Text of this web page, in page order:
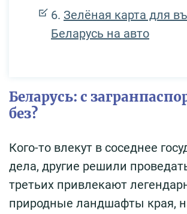
Зелёная карта для
Беларусь на авто
Беларусь: с
без?
Кого-то влекут в соседнее
дела, другие решили
третьих привлекают
природные ландшафты края,